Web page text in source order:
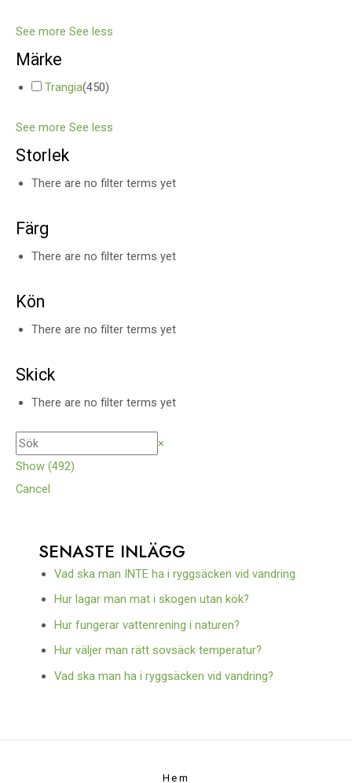
See more See less
Märke
Trangia(450)
See more See less
Storlek
There are no filter terms yet
Färg
There are no filter terms yet
Kön
There are no filter terms yet
Skick
There are no filter terms yet
×
Show (492)
Cancel
SENASTE INLÄGG
Vad ska man INTE ha i ryggsäcken vid vandring
Hur lagar man mat i skogen utan kök?
Hur fungerar vattenrening i naturen?
Hur väljer man rätt sovsäck temperatur?
Vad ska man ha i ryggsäcken vid vandring?
Hem